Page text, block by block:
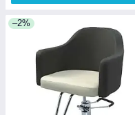
–2%